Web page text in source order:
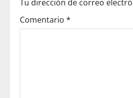
a
v
Tu dirección de correo
Comentario *